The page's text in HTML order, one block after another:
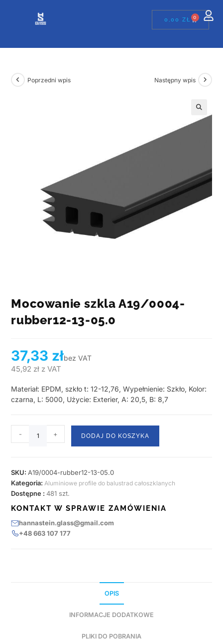
0,00ZŁ 0
Poprzedni wpis Następny wpis
🔍
Mocowanie szkla A19/0004-
rubber12-13-05.0
37,33 złbez VAT
45,92 zł z VAT
Materiał: EPDM, szkło t: 12-12,76, Wypełnienie: Szkło, Kolor:
czarna, L: 5000, Użycie: Exterier, A: 20,5, B: 8,7
- + DODAJ DO KOSZYKA
SKU: A19/0004-rubber12-13-05.0
Kategoria: Aluminiowe profile do balustrad całoszklanych
Dostępne :481 szt.
KONTAKT W SPRAWIE ZAMÓWIENIA
hannastein.glass@gmail.com
+48 663 107 177
OPIS
INFORMACJE DODATKOWE
PLIKI DO POBRANIA